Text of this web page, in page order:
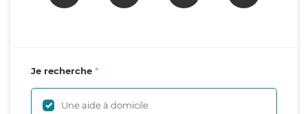
Je recherche
Une aide à domicile